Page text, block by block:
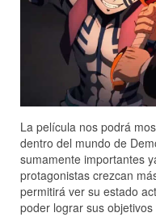
La película nos podrá
dentro del mundo de
sumamente importantes
protagonistas crezcan
permitirá ver su estado
poder lograr sus objetivos